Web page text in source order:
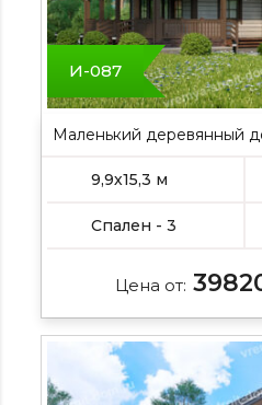
И-087
Маленький деревянный
9,9х15,3 м
Спален - 3
Цена от: